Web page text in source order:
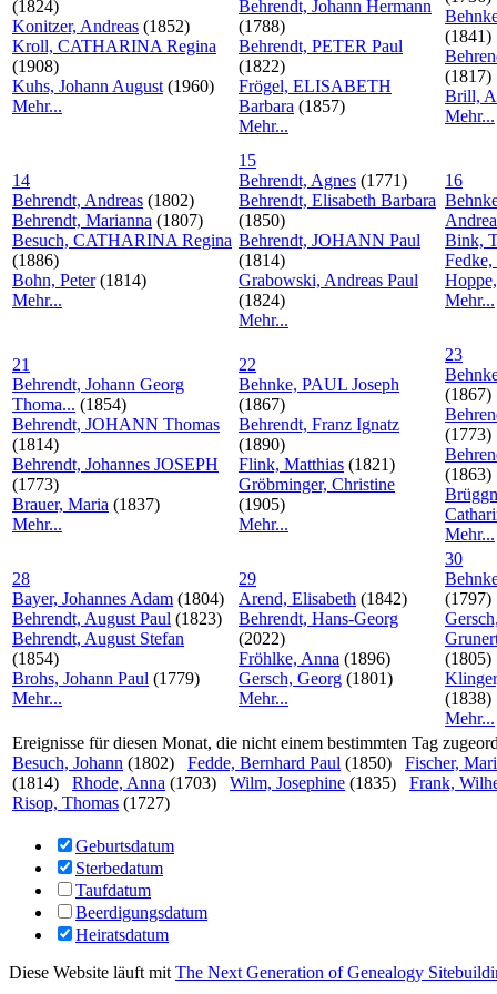
(1824)
Konitzer, Andreas (1852)
Kroll, CATHARINA Regina
(1908)
Kuhs, Johann August(1960)
Mehr...
Behrendt, Johann Hermann
(1788)
Behrendt, PETER Paul
(1822)
Frögel, ELISABETH
Barbara (1857)
Mehr...
(1841)
(1817)
Brill,
Mehr...
14
Behrendt, Andreas (1802)
Behrendt, Marianna (1807)
Besuch, CATHARINA Regina
(1886)
Bohn, Peter(1814)
Mehr...
15
Behrendt, Agnes (1771)
Behrendt, Elisabeth Barbara
(1850)
Behrendt, JOHANN Paul
(1814)
Grabowski, Andreas Paul
(1824)
Mehr...
16
Bink,
Fedke,
Mehr...
21
Behrendt, Johann Georg
Thoma... (1854)
Behrendt, JOHANN Thomas
(1814)
Behrendt, Johannes JOSEPH
(1773)
Brauer, Maria (1837)
Mehr...
22
Behnke, PAUL Joseph
(1867)
Behrendt, Franz Ignatz
(1890)
Flink, Matthias (1821)
Gröbminger, Christine
(1905)
Mehr...
23
(1867)
(1773)
(1863)
Mehr...
28
Bayer, Johannes Adam (1804)
Behrendt, August Paul (1823)
Behrendt, August Stefan
(1854)
Brohs, Johann Paul (1779)
Mehr...
29
Arend, Elisabeth (1842)
Behrendt, Hans-Georg
(2022)
Fröhlke, Anna (1896)
Gersch, Georg (1801)
Mehr...
30
(1797)
(1805)
(1838)
Mehr...
Ereignisse für diesen Monat, die nicht einem bestimmten Tag
Besuch, Johann (1802) Fedde, Bernhard Paul (1850)
Fischer,
(1814)
Rhode, Anna (1703) Wilm, Josephine (1835)
Frank,
Risop, Thomas (1727)
Geburtsdatum
Sterbedatum
Taufdatum
Beerdigungsdatum
Heiratsdatum
Diese Website läuft mitThe Next Generation of Genealogy